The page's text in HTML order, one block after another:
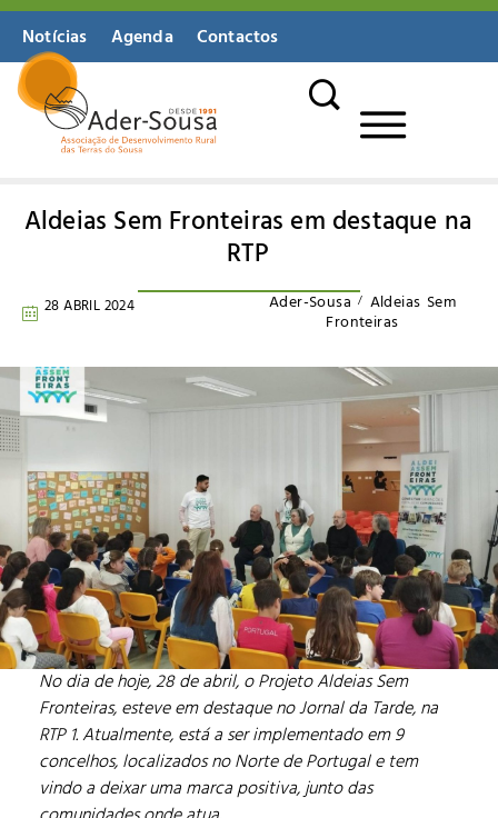
Notícias Agenda Contactos
Aldeias Sem Fronteiras em destaque na
RTP
28 ABRIL 2024 Ader-Sousa Aldeias Sem
Fronteiras
No dia de hoje, 28 de abril, o Projeto Aldeias Sem
Fronteiras, esteve em destaque no Jornal da Tarde, na
RTP 1. Atualmente, está a ser implementado em 9
concelhos, localizados no Norte de Portugal e tem
vindo a deixar uma marca positiva, junto das